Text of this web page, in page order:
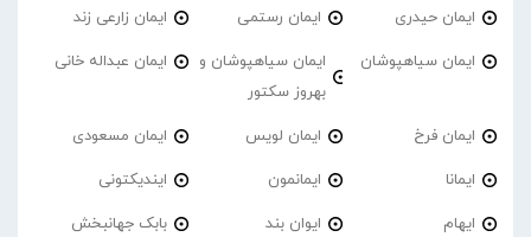
ایمان حیدری ایمان رستمی ایمان زارعی زند
ایمان سیاهپوشان
ایمان سیاهپوشان و
بهروز سکتور
ایمان عبداله خانی
ایمان فرخ ایمان لویس ایمان مسعودی
ایمانا ایمانمون ایندیکتونی
ایهام ایوان بند بابک جهانبخش